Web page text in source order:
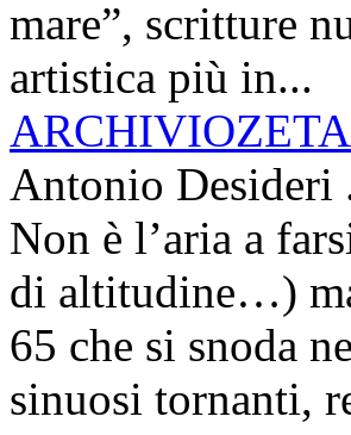
mare”, scritture
artistica più in...
Antonio Desideri
Non è l’aria a
di altitudine…)
65 che si snoda
sinuosi tornanti,